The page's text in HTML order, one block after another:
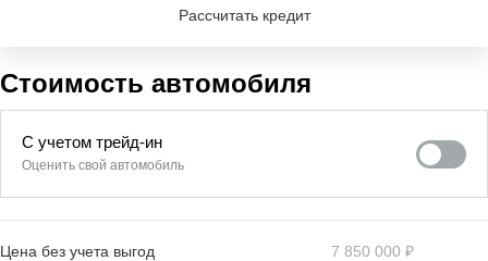
Рассчитать кредит
Стоимость автомобиля
С учетом трейд-ин
Оценить свой автомобиль
Цена без учета выгод 7 850 000 ₽